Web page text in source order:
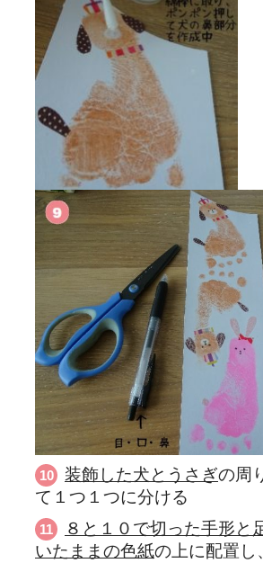
装飾した犬とうさぎの周
て１つ１つに分ける
８と１０で切った手形と
いたままの色紙の上に配置し